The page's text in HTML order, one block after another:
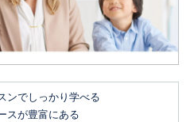
ンでしっかり学べる
スが豊富にある